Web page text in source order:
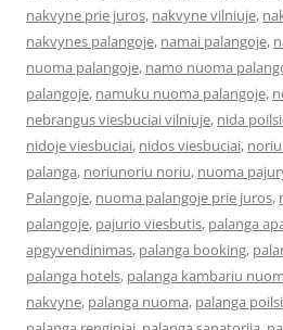
nakvyne prie juros, nakvyne vilniuje,
nakvynes palangoje, namai palangoje,
nuoma palangoje, namo nuoma
palangoje, namuku nuoma palangoje,
nebrangus viesbuciai vilniuje, nida
nidoje viesbuciai, nidos viesbuciai,
palanga, noriunoriu noriu, nuoma
Palangoje, nuoma palangoje prie juros,
palangoje, pajurio viesbutis, palanga
apgyvendinimas, palanga booking,
palanga hotels, palanga kambariu
nakvyne, palanga nuoma, palanga